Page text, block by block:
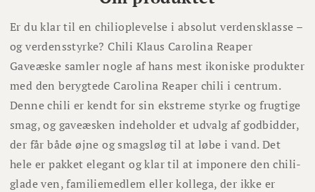
Er du klar til en chilioplevelse i absolut verdensklasse –
og verdensstyrke? Chili Klaus Carolina Reaper
Gaveæske samler nogle af hans mest ikoniske produkter
med den berygtede Carolina Reaper chili i centrum.
Denne chili er kendt for sin ekstreme styrke og frugtige
smag, og gaveæsken indeholder et udvalg af godbidder,
der får både øjne og smagsløg til at løbe i vand. Det
hele er pakket elegant og klar til at imponere den chili-
glade ven, familiemedlem eller kollega, der ikke er